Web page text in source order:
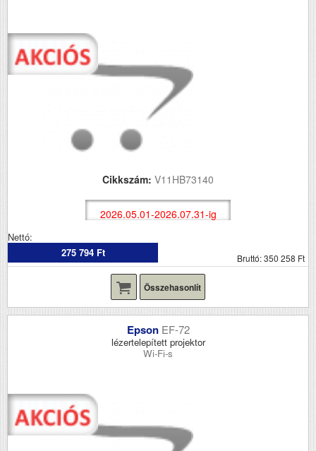
Cikkszám: V11HB73140
2026.05.01-2026.07.31-ig
Nettó:
275 794 Ft
Bruttó: 350 258 Ft
Összehasonlít
Epson EF-72
lézertelepített projektor
Wi-Fi-s